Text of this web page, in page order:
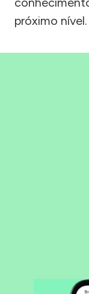
próximo nível.